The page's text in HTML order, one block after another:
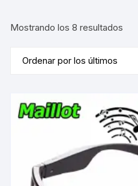
Mostrando los 8 resultados